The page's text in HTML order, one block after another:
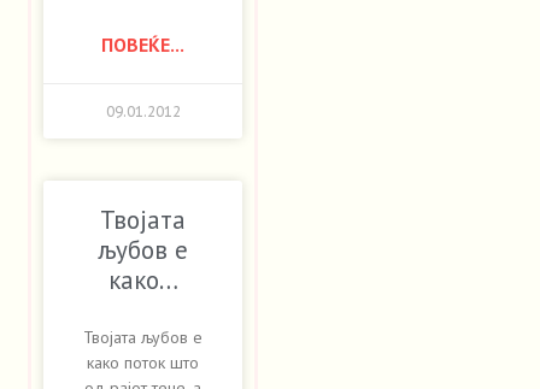
ПОВЕЌЕ...
09.01.2012
Твојата
љубов е
како…
Твојата љубов е
како поток што